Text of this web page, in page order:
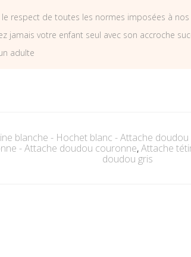
respect de toutes les normes imposées à
jamais votre enfant seul avec son accroche
adulte
blanche - Hochet blanc - Attache doudou
- Attache doudou couronne,Attache
doudou gris